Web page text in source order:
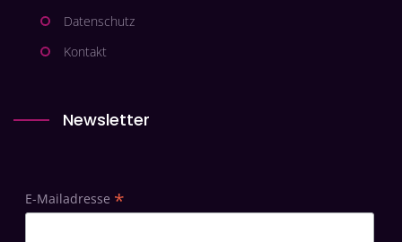
Datenschutz
Kontakt
Newsletter
E-Mailadresse *